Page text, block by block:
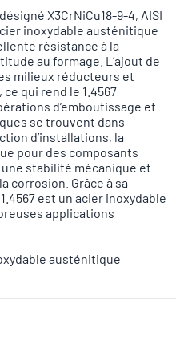
X3CrNiCu18-9-4, AISI
inoxydable austénitique
résistance à la
au formage. L’ajout de
milieux réducteurs et
qui rend le 1.4567
d’emboutissage et
se trouvent dans
d’installations, la
pour des composants
stabilité mécanique et
corrosion. Grâce à sa
est un acier inoxydable
applications
austénitique